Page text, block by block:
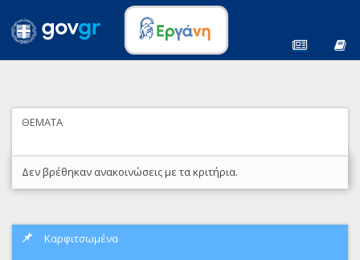
ΘΕΜΑΤΑ
Δεν βρέθηκαν ανακοινώσεις με τα κριτήρια.
Καρφιτσωμένα